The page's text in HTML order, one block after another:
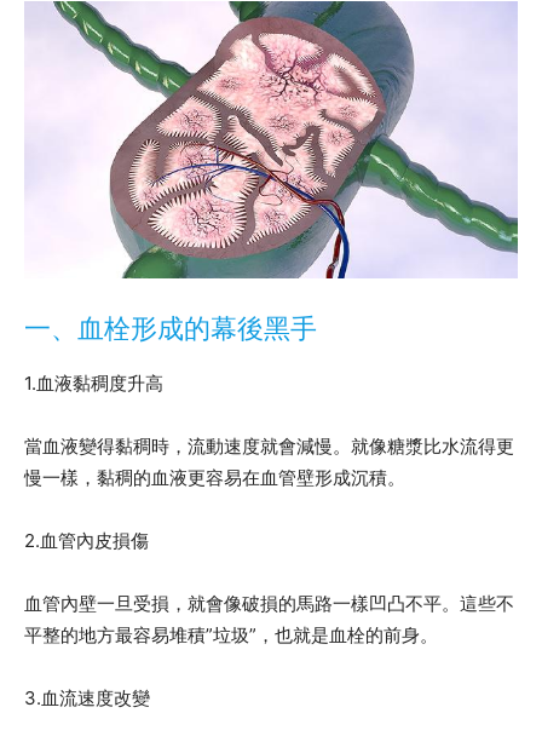
一、血栓形成的幕後黑手
1.血液黏稠度升高
當血液變得黏稠時，流動速度就會減慢。就像糖漿比水流得更
慢一樣，黏稠的血液更容易在血管壁形成沉積。
2.血管內皮損傷
血管內壁一旦受損，就會像破損的馬路一樣凹凸不平。這些不
平整的地方最容易堆積”垃圾”，也就是血栓的前身。
3.血流速度改變